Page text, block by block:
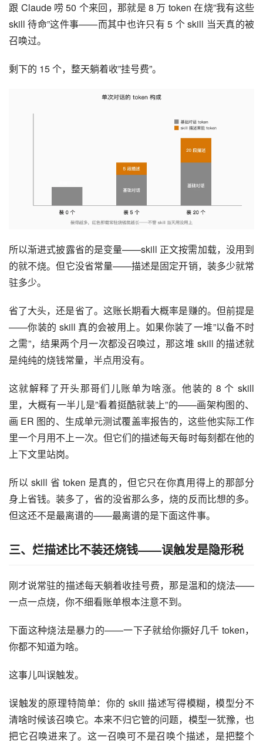
跟 Claude 唠 50 个来回，那就是 8 万 token 在烧”我有这些
skill 待命”这件事——而其中也许只有 5 个 skill 当天真的被
召唤过。
剩下的 15 个，整天躺着收”挂号费”。
所以渐进式披露省的是变量——skill 正文按需加载，没用到
的就不烧。但它没省常量——描述是固定开销，装多少就常
驻多少。
省了大头，还是省了。这账长期看大概率是赚的。但前提是
——你装的 skill 真的会被用上。如果你装了一堆”以备不时
之需”，结果两个月一次都没召唤过，那这堆 skill 的描述就
是纯纯的烧钱常量，半点用没有。
这就解释了开头那哥们儿账单为啥涨。他装的 8 个 skill
里，大概有一半儿是”看着挺酷就装上”的——画架构图的、
画 ER 图的、生成单元测试覆盖率报告的，这些他实际工作
里一个月用不上一次。但它们的描述每天每时每刻都在他的
上下文里站岗。
所以 skill 省 token 是真的，但它只在你真用得上的那部分
身上省钱。装多了，省的没省那么多，烧的反而比想的多。
但这还不是最离谱的——最离谱的是下面这件事。
三、烂描述比不装还烧钱——误触发是隐形税
刚才说常驻的描述每天躺着收挂号费，那是温和的烧法——
一点一点烧，你不细看账单根本注意不到。
下面这种烧法是暴力的——一下子就给你撅好几千 token，
你都不知道为啥。
这事儿叫误触发。
误触发的原理特简单：你的 skill 描述写得模糊，模型分不
清啥时候该召唤它。本来不归它管的问题，模型一犹豫，也
把它召唤进来了。这一召唤可不是召唤个描述，是把整个